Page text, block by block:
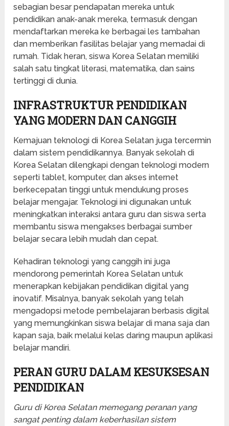
sebagian besar pendapatan mereka untuk
pendidikan anak-anak mereka, termasuk dengan
mendaftarkan mereka ke berbagai les tambahan
dan memberikan fasilitas belajar yang memadai di
rumah. Tidak heran, siswa Korea Selatan memiliki
salah satu tingkat literasi, matematika, dan sains
tertinggi di dunia.
INFRASTRUKTUR PENDIDIKAN
YANG MODERN DAN CANGGIH
Kemajuan teknologi di Korea Selatan juga tercermin
dalam sistem pendidikannya. Banyak sekolah di
Korea Selatan dilengkapi dengan teknologi modern
seperti tablet, komputer, dan akses internet
berkecepatan tinggi untuk mendukung proses
belajar mengajar. Teknologi ini digunakan untuk
meningkatkan interaksi antara guru dan siswa serta
membantu siswa mengakses berbagai sumber
belajar secara lebih mudah dan cepat.
Kehadiran teknologi yang canggih ini juga
mendorong pemerintah Korea Selatan untuk
menerapkan kebijakan pendidikan digital yang
inovatif. Misalnya, banyak sekolah yang telah
mengadopsi metode pembelajaran berbasis digital
yang memungkinkan siswa belajar di mana saja dan
kapan saja, baik melalui kelas daring maupun aplikasi
belajar mandiri.
PERAN GURU DALAM KESUKSESAN
PENDIDIKAN
Guru di Korea Selatan memegang peranan yang
sangat penting dalam keberhasilan sistem